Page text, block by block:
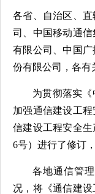
各省、自治区、
司、中国移动通
有限公司、中国
份有限公司，各有
为贯彻落实
加强通信建设工
信建设工程安全生
6号）进行了修订
各地通信管
况，将《通信建